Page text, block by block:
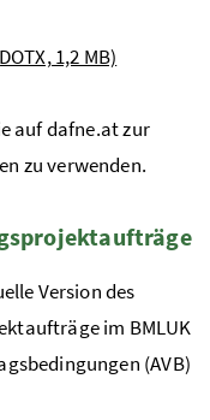
1,2 MB)
aufdafne.at zur
zu verwenden.
Version des
im BMLUK
(AVB)